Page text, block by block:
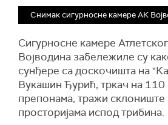
Снимак сигурносне камере АК
Сигурносне камере
Војводина забележиле су
сунђере са доскочишта на
Вукашин Ђурић, тркач на 110
препонама, тражи склониште
просторијама испод трибина.